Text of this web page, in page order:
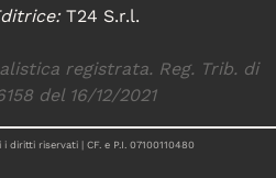
T24 S.r.l.
registrata. Reg. Trib. di
del 16/12/2021
diritti riservati | CF. e P.I. 07100110480